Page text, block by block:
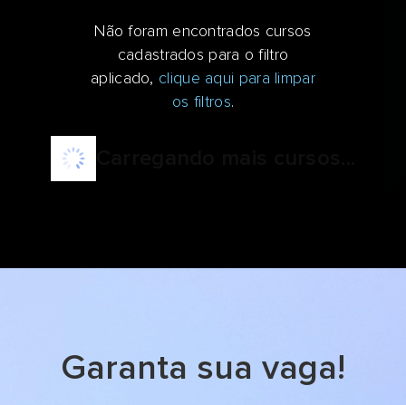
Não foram encontrados cursos
cadastrados para o filtro
aplicado, clique aqui para limpar
os filtros.
Garanta sua vaga!